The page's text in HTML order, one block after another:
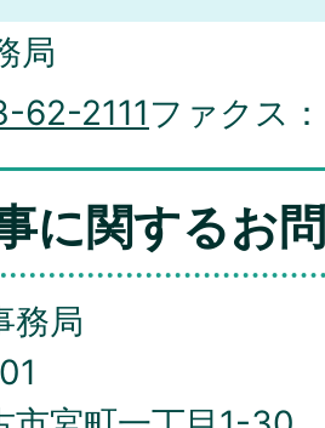
局
62-2111ファクス
に関するお
務局